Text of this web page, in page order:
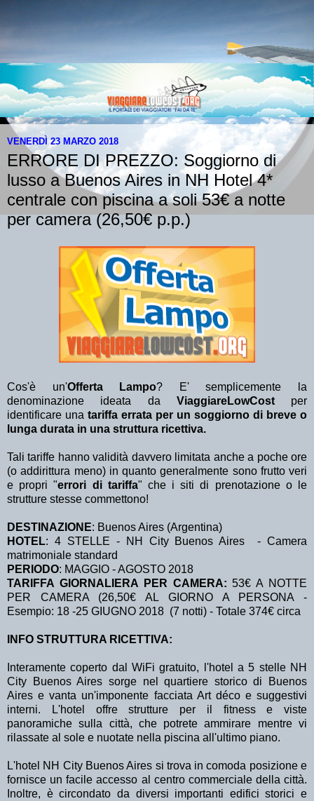
VENERDÌ 23 MARZO 2018
ERRORE DI PREZZO: Soggiorno di
lusso a Buenos Aires in NH Hotel 4*
centrale con piscina a soli 53€ a notte
per camera (26,50€ p.p.)
Cos'è un'Offerta Lampo? E' semplicemente la
denominazione ideata da ViaggiareLowCostper
identificare una tariffa errata per un soggiorno di breve o
lunga durata in una struttura ricettiva.
Tali tariffe hanno validità davvero limitata anche a poche ore
(o addirittura meno) in quanto generalmente sono frutto veri
e propri "errori di tariffa" che i siti di prenotazione o le
strutture stesse commettono!
DESTINAZIONE: Buenos Aires (Argentina)
HOTEL: 4 STELLE - NH City Buenos Aires - Camera
matrimoniale standard
PERIODO: MAGGIO - AGOSTO 2018
TARIFFA GIORNALIERA PER CAMERA: 53€ A NOTTE
PER CAMERA (26,50€ AL GIORNO A PERSONA -
Esempio: 18 -25 GIUGNO 2018 (7 notti) - Totale 374€ circa
INFO STRUTTURA RICETTIVA:
Interamente coperto dal WiFi gratuito, l'hotel a 5 stelle NH
City Buenos Aires sorge nel quartiere storico di Buenos
Aires e vanta un'imponente facciata Art déco e suggestivi
interni. L'hotel offre strutture per il fitness e viste
panoramiche sulla città, che potrete ammirare mentre vi
rilassate al sole e nuotate nella piscina all'ultimo piano.
L'hotel NH City Buenos Aires si trova in comoda posizione e
fornisce un facile accesso al centro commerciale della città.
Inoltre, è circondato da diversi importanti edifici storici e